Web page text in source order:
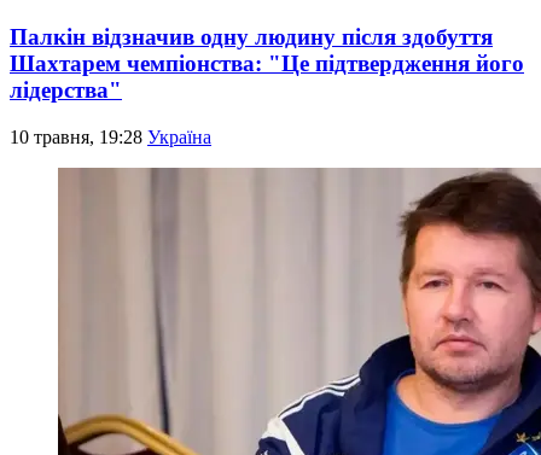
Палкін відзначив одну людину після здобуття
Шахтарем чемпіонства: "Це підтвердження його
лідерства"
10 травня, 19:28 Україна